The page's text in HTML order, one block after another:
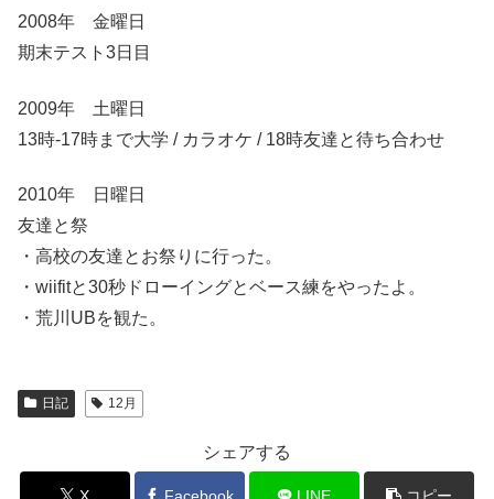
2008年 金曜日
期末テスト3日目
2009年 土曜日
13時-17時まで大学 / カラオケ / 18時友達と待ち合わせ
2010年 日曜日
友達と祭
・高校の友達とお祭りに行った。
・wiifitと30秒ドローイングとベース練をやったよ。
・荒川UBを観た。
日記 12月
シェアする